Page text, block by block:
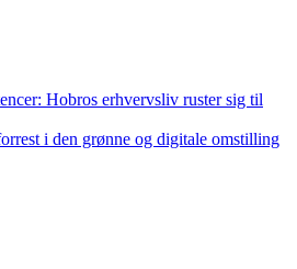
Hobros erhvervsliv ruster sig til
i den grønne og digitale omstilling